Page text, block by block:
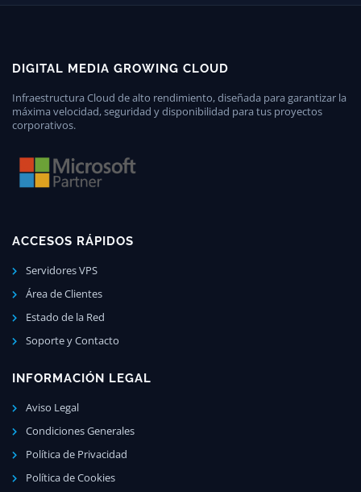
DIGITAL MEDIA GROWING CLOUD
Infraestructura Cloud de alto rendimiento, diseñada para garantizar la
máxima velocidad, seguridad y disponibilidad para tus proyectos
corporativos.
ACCESOS RÁPIDOS
Servidores VPS
Área de Clientes
Estado de la Red
Soporte y Contacto
INFORMACIÓN LEGAL
Aviso Legal
Condiciones Generales
Política de Privacidad
Política de Cookies